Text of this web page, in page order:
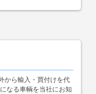
から輸入・買付けを代
なる車輌を当社にお知